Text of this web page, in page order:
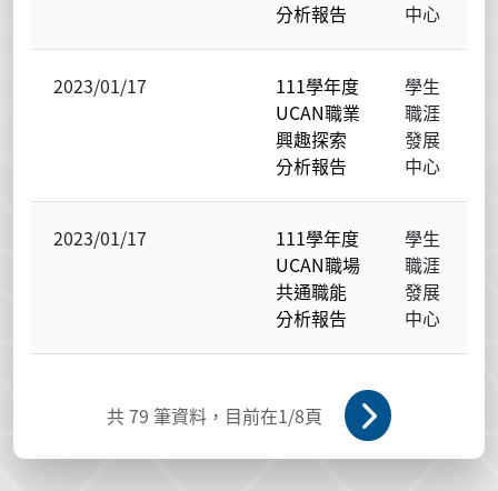
分析報告 中心
2023/01/17
111學年度
UCAN職業
興趣探索
分析報告
學生
職涯
發展
中心
2023/01/17
111學年度
UCAN職場
共通職能
分析報告
學生
職涯
發展
中心
共79 筆資料，目前在1/8頁